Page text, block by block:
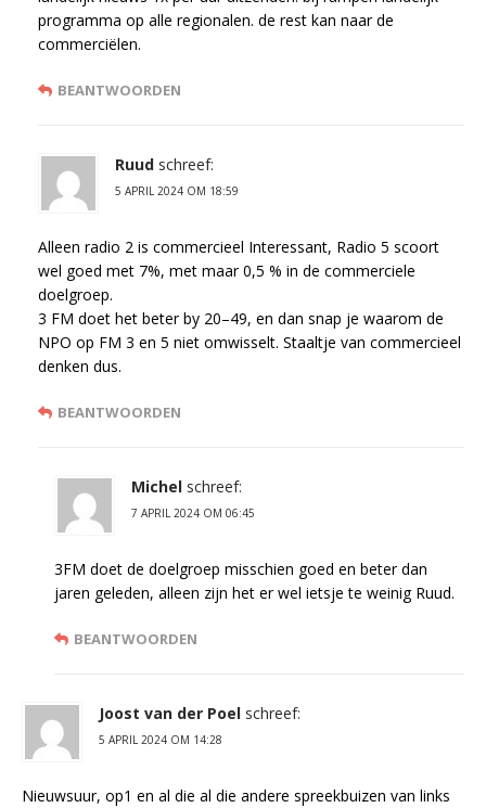
programma op alle regionalen. de rest kan naar de
commerciëlen.
BEANTWOORDEN
Ruud schreef:
5 APRIL 2024 OM 18:59
Alleen radio 2 is commercieel Interessant, Radio 5 scoort
wel goed met 7%, met maar 0,5 % in de commerciele
doelgroep.
3 FM doet het beter by 20–49, en dan snap je waarom de
NPO op FM 3 en 5 niet omwisselt. Staaltje van commercieel
denken dus.
BEANTWOORDEN
Michel schreef:
7 APRIL 2024 OM 06:45
3FM doet de doelgroep misschien goed en beter dan
jaren geleden, alleen zijn het er wel ietsje te weinig Ruud.
BEANTWOORDEN
Joost van der Poel schreef:
5 APRIL 2024 OM 14:28
Nieuwsuur, op1 en al die al die andere spreekbuizen van links